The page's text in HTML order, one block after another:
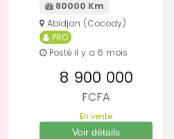
80000 Km
Abidjan (Cocody)
PRO
Posté il y a 6 mois
8 900 000
FCFA
En vente
Voir détails